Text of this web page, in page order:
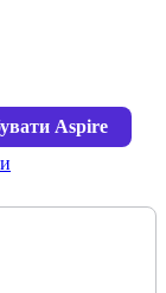
Aspire